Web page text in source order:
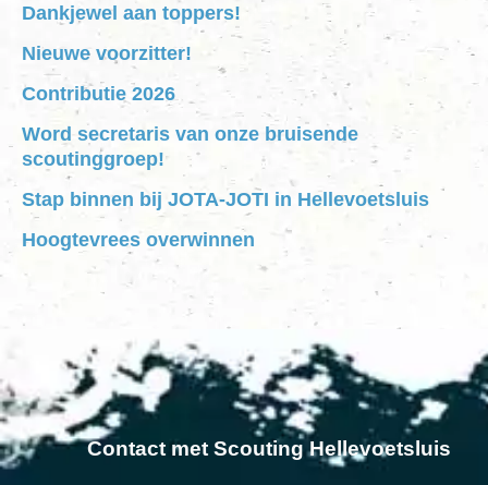
Dankjewel aan toppers!
Nieuwe voorzitter!
Contributie 2026
Word secretaris van onze bruisende
scoutinggroep!
Stap binnen bij JOTA-JOTI in Hellevoetsluis
Hoogtevrees overwinnen
Contact met Scouting Hellevoetsluis